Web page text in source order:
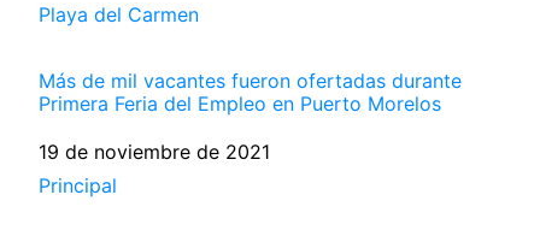
Respecto a
Playa del Carmen
Más de mil vacantes fueron ofertadas durante
Primera Feria del Empleo en Puerto Morelos
Fecha
19 de noviembre de 2021
Respecto a
Principal